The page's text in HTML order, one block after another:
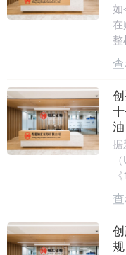
如
在
查
据
查